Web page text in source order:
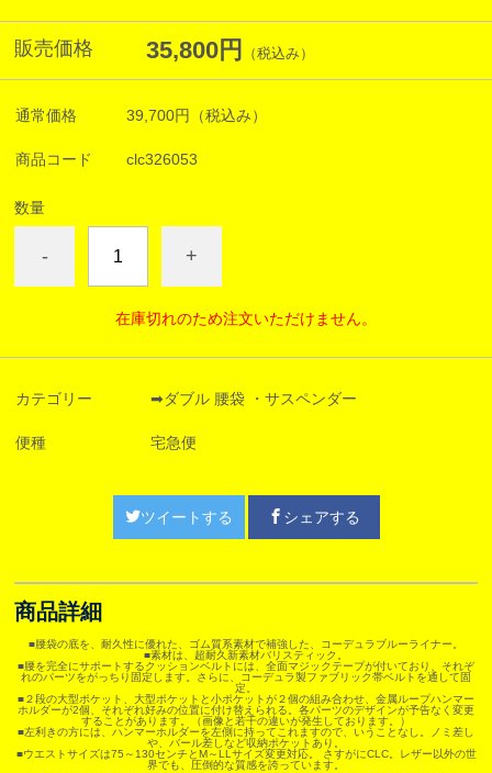
販売価格 35,800円 （税込み）
通常価格 39,700円 （税込み）
商品コード clc326053
数量
- +
在庫切れのため注文いただけません。
カテゴリー ➡ダブル 腰袋 ・サスペンダー
便種 宅急便
ツイートする シェアする
商品詳細
■腰袋の底を、耐久性に優れた、ゴム質系素材で補強した、コーデュラブルーライナー。
■素材は、超耐久新素材バリスティック。
■腰を完全にサポートするクッションベルトには、全面マジックテープが付いており、それぞ
れのパーツをがっちり固定します。さらに、コーデュラ製ファブリック帯ベルトを通して固
定。
■２段の大型ポケット、大型ポケットと小ポケットが２個の組み合わせ、金属ループハンマー
ホルダーが2個、それぞれ好みの位置に付け替えられる。各パーツのデザインが予告なく変更
することがあります。（画像と若干の違いが発生しております。）
■左利きの方には、ハンマーホルダーを左側に持ってこれますので、いうことなし。ノミ差し
や、バール差しなど収納ポケットあり。
■ウエストサイズは75～130センチとM～LLサイズ変更対応。 さすがにCLC。レザー以外の世
界でも、圧倒的な質感を誇っています。